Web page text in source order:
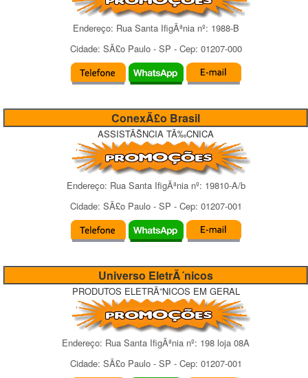
Endereço: Rua Santa IfigÃªnianº: 1988-B
Cidade: SÃ£o Paulo- SP - Cep: 01207-000
ConexÃ£o Brasil
ASSISTÃŠNCIA TÃ‰CNICA
Endereço: Rua Santa IfigÃªnianº: 19810-A/b
Cidade: SÃ£o Paulo- SP - Cep: 01207-001
Universo EletrÃ´nicos
PRODUTOS ELETRÃ”NICOS EM GERAL
Endereço: Rua Santa IfigÃªnia nº: 198 loja 08A
Cidade: SÃ£o Paulo- SP - Cep: 01207-001